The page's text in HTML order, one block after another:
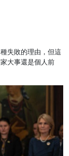
失敗的理由，但這
大事還是個人前